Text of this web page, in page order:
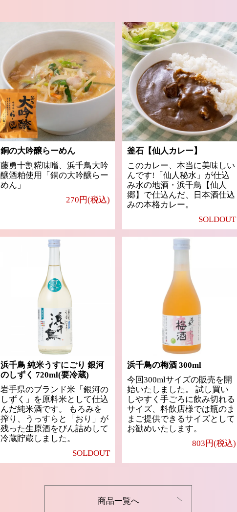
銅の大吟醸らーめん
藤勇十割糀味噌、浜千鳥大吟
醸酒粕使用「銅の大吟醸らー
めん」
270円(税込)
釜石【仙人カレー】
このカレー、本当に美味しい
んです!「仙人秘水」が仕込
み水の地酒・浜千鳥【仙人
郷】で仕込んだ、日本酒仕込
みの本格カレー。
SOLDOUT
浜千鳥 純米うすにごり 銀河
のしずく 720ml(要冷蔵)
岩手県のブランド米「銀河の
しずく」を原料米として仕込
んだ純米酒です。 もろみを
搾り、うっすらと「おり」が
残った生原酒をびん詰めして
冷蔵貯蔵しました。
SOLDOUT
浜千鳥の梅酒 300ml
今回300mlサイズの販売を開
始いたしました。 試し買い
しやすく手ごろに飲み切れる
サイズ、料飲店様では瓶のま
まご提供できるサイズとして
お勧めいたします。
803円(税込)
商品一覧へ